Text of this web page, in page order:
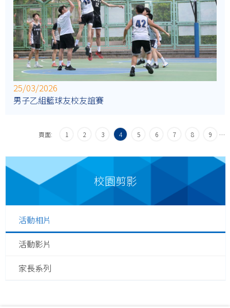
25/03/2026
男子乙組籃球友校友誼賽
頁面: 1 2 3 4 5 6 7 8 9 …
校園剪影
活動相片
活動影片
家長系列